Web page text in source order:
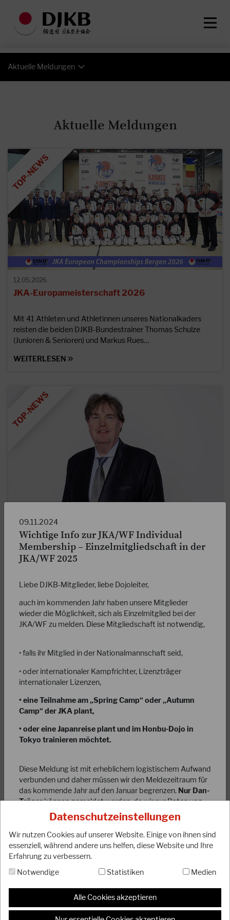
Datenschutzeinstellungen
Wir nutzen Cookies auf unserer Website. Einige von ihnen sind
essenziell, während andere uns helfen, diese Website und Ihre
Erfahrung zu verbessern.
Notwendige
Statistiken Medien
Alle Cookies akzeptieren
Aktuelle Meldungen
Aktuelle Meldungen
12.05.2026
JKA-Europameisterschaft 2026
Mit 41 Athleten und Athletinnen unseres Nationalkaders
reisten die beiden DJKB-Bundestrainer Thomas Schulze
(Junioren & Senioren) und Markus Rues…
WEITERLESEN
Markus Rues neuer Chairman JKA-Europe
Unser Präsident Markus Rues wurde von Izumiya Sensei im
Großer Erfolg für den DJKB in Japan!
Anlässlich des internationalen Spring Camp der Japan
Karate Association vom 16.-19. April 2026 in Tokio konnten
drei Funktionsträger unseres Verbandes…
WEITERLESEN
09.11.2024
Wichtige Info zur JKA/WF Individual
Membership – Einzelmitgliedschaft in der
JKA/WF 2025
Liebe DJKB-Mitglieder, liebe Dojoleiter,
auch im kommenden Jahr haben unsere Mitglieder
wieder die Möglichkeit, sich als Einzelmitglied bei der
JKA/WF zu melden. Diese Mitgliedschaft ist notwendig,
• falls ihr Mitglied in der Nationalmannschaft seid,
• oder internationaler Kampfrichter, Lizenzträger
internationaler Lizenzen,
• eine Teilnahme am „Spring Camp“ oder „Autumn
Camp“ der JKA plant,
• oder eine Japanreise plant und im Honbu-Dojo in
Tokyo trainieren möchtet.
Diese Meldung ist mit erheblichem logistischem Aufwand
verbunden und daher müssen wir den Meldezeitraum für
das kommende Jahr auf den Januar begrenzen. Nur Dan-
Trägerkönnen gemeldet werden, da wir nur Daten von
Dan-Träger in unserer Datei führen und entsprechend
verwalten können. Diese müssen ein JKA-Dan-Diplom
Nummer nachweisen können!!! (nicht die DJKB-Diplom
Nr.)
Der eigentliche Mitgliedsbeitrag der JKA/WF beträgt 5
Euro für den Zeitraum eines Jahres. Darüber hinaus
Datenverarbeitung, Porto, etc., in Höhe von 5 Euro. Die
Interessenten müssten also10 Eurobezahlen.